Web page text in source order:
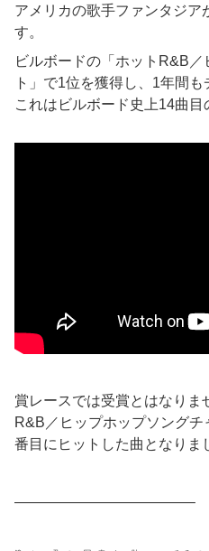
アメリカの歌手ファンタジア
す。
ビルボードの「ホットR&B
ト」で1位を獲得し、1年間も
これはビルボード史上14曲目
賞レースでは受賞とはなりま
R&B／ヒップホップソング
番目にヒットした曲となりま
————————————–